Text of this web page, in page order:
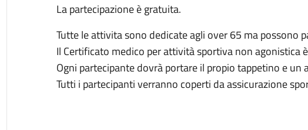
La partecipazione è gratuita.
Tutte le attivita sono dedicate agli over 65 ma possono
Il Certificato medico per attività sportiva non agonistica
Ogni partecipante dovrà portare il propio tappetino e un
Tutti i partecipanti verranno coperti da assicurazione